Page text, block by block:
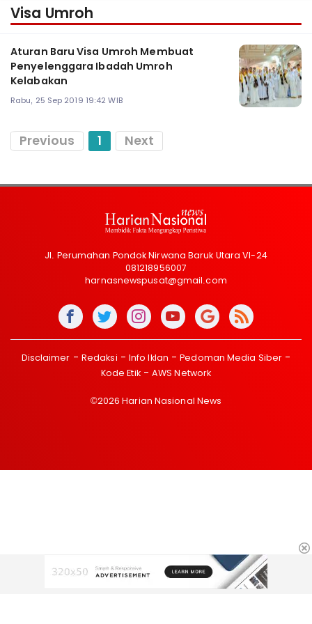
Visa Umroh
Aturan Baru Visa Umroh Membuat
Penyelenggara Ibadah Umroh
Kelabakan
Rabu, 25 Sep 2019 19:42 WIB
Previous 1 Next
Jl. Perumahan Pondok Nirwana Baruk Utara VI-24
081218956007
harnasnewspusat@gmail.com
Disclaimer Redaksi Info Iklan
Pedoman Media Siber
Kode Etik
AWS Network
©2026 Harian Nasional News